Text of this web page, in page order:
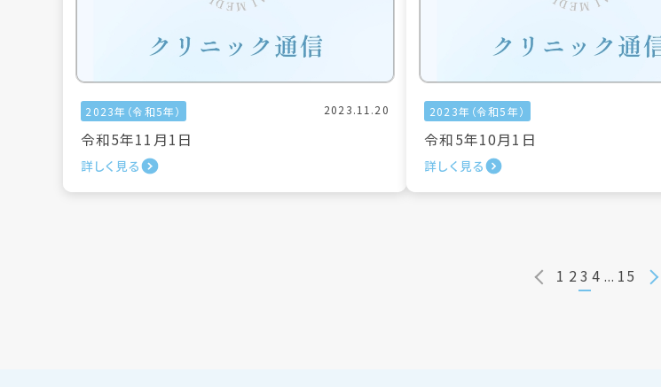
2023年（令和5年） 2023.11.20
令和5年11月1日
詳しく見る
2023年（令和5年）
令和5年10月1日
詳しく見る
1 23 4 ... 15